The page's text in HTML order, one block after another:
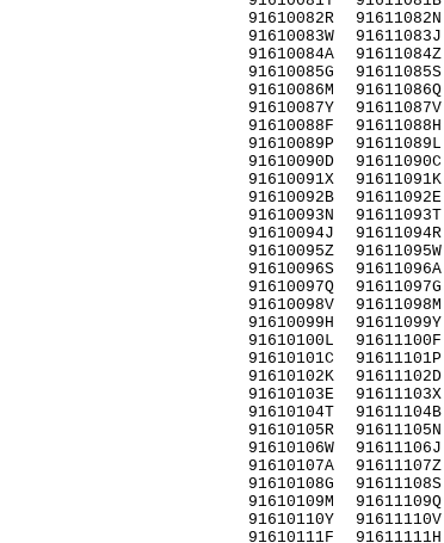
91610082R
91610083W
91610084A
91610085G
91610086M
91610087Y
91610088F
91610089P
91610090D
91610091X
91610092B
91610093N
91610094J
91610095Z
91610096S
91610097Q
91610098V
91610099H
91610100L
91610101C
91610102K
91610103E
91610104T
91610105R
91610106W
91610107A
91610108G
91610109M
91610110Y
91610111F
91611082N
91611083J
91611084Z
91611085S
91611086Q
91611087V
91611088H
91611089L
91611090C
91611091K
91611092E
91611093T
91611094R
91611095W
91611096A
91611097G
91611098M
91611099Y
91611100F
91611101P
91611102D
91611103X
91611104B
91611105N
91611106J
91611107Z
91611108S
91611109Q
91611110V
91611111H